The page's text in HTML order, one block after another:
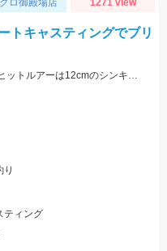
ロ御殿場店 1271 view
キャスティングでブリ
ナブラ発生で爆釣の1日とのことでした。ヒットルアーは12cmのシンキングペンシル。 90㎝クラスの大型ブリ。おめでとうございます！
り
ティング